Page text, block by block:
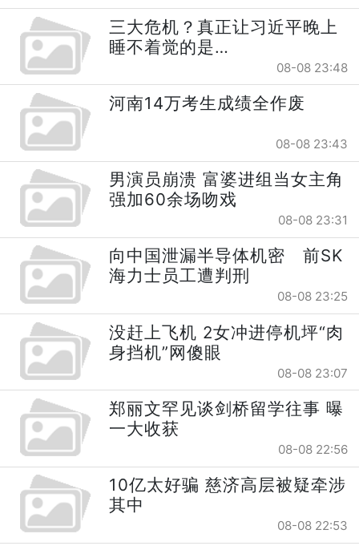
三大危机？真正让习近平晚上
睡不着觉的是…
08-08 23:48
河南14万考生成绩全作废
08-08 23:43
男演员崩溃 富婆进组当女主角
强加60余场吻戏
08-08 23:31
向中国泄漏半导体机密 前SK
海力士员工遭判刑
08-08 23:25
没赶上飞机 2女冲进停机坪“肉
身挡机”网傻眼
08-08 23:07
郑丽文罕见谈剑桥留学往事 曝
一大收获
08-08 22:56
10亿太好骗 慈济高层被疑牵涉
其中
08-08 22:53